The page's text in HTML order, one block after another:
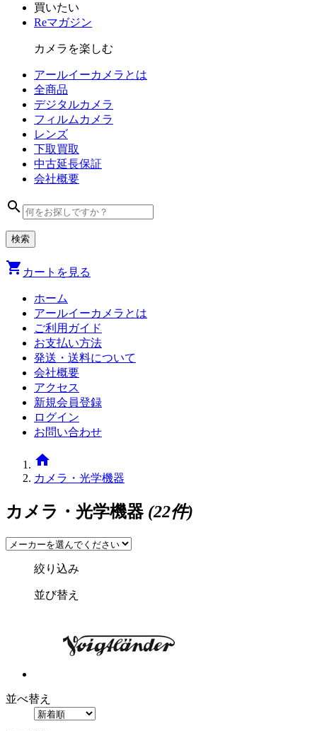
買いたい
Reマガジン
カメラを楽しむ
アールイーカメラとは
全商品
デジタルカメラ
フィルム カメラ
レンズ
下取買取
中古延長保証
会社概要
search
shopping_cart カートを見る
ホーム
アールイーカメラとは
ご利用ガイド
お支払い方法
発送・送料について
会社概要
アクセス
新規会員登録
ログイン
お問い合わせ
home
カメラ・光学機器
カメラ・光学機器(22件)
絞り込み
並び替え
並べ替え